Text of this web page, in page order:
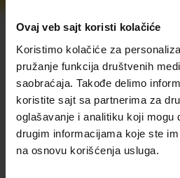
Ovaj veb sajt koristi kolačiće
Koristimo kolačiće za
pružanje funkcija društvenih
saobraćaja. Takođe delimo
koristite sajt sa partnerima za
oglašavanje i analitiku koji mogu
drugim informacijama koje ste
na osnovu korišćenja usluga.
Savremenu terapiju bola;
Akupunkturu i integrativnu
U klinici Pronatal Beograd , dr
svaki operativni zahvat i
maksimalno bezbednom